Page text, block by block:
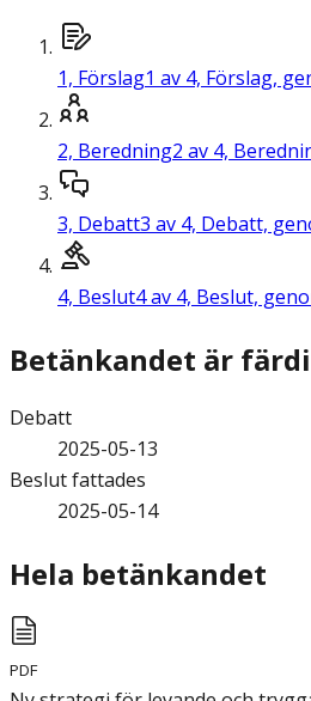
1, Förslag1 av 4, Förslag,
2, Beredning2 av 4,
3, Debatt3 av 4, Debatt,
4, Beslut4 av 4, Beslut,
Betänkandet är
Debatt
2025-05-13
Beslut fattades
2025-05-14
Hela betänkandet
PDF